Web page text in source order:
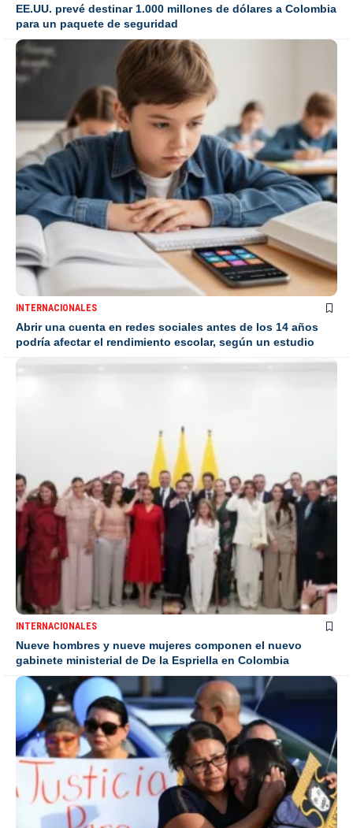
EE.UU. prevé destinar 1.000 millones de dólares a Colombia
para un paquete de seguridad
INTERNACIONALES
Abrir una cuenta en redes sociales antes de los 14 años
podría afectar el rendimiento escolar, según un estudio
INTERNACIONALES
Nueve hombres y nueve mujeres componen el nuevo
gabinete ministerial de De la Espriella en Colombia